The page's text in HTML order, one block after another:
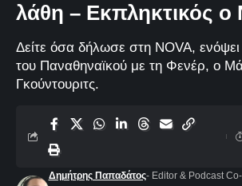
λάθη – Εκπληκτικός ο
Δείτε όσα δήλωσε στη NOVA, ενόψει
του Παναθηναϊκού με τη Φενέρ, ο
Γκούντουριτς.
Δημήτρης Παπαδάτος- Editor & Podcast